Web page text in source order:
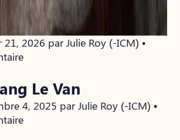
21, 2026 par Julie Roy (-ICM) •
Le Van
4, 2025 par Julie Roy (-ICM) •